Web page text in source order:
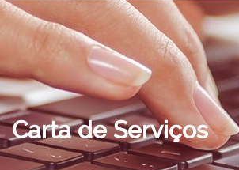
Carta de Serviços